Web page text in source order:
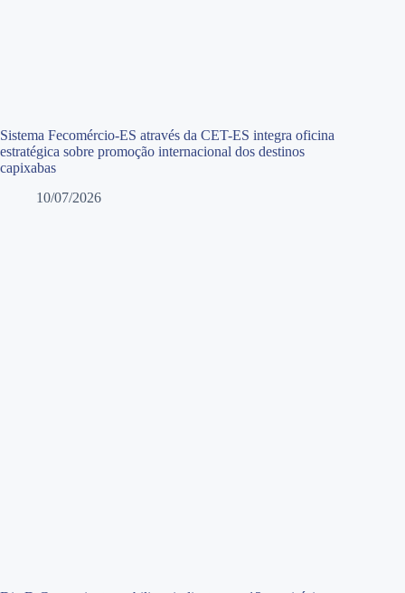
Sistema Fecomércio-ES através da CET-ES integra oficina
estratégica sobre promoção internacional dos destinos
capixabas
10/07/2026